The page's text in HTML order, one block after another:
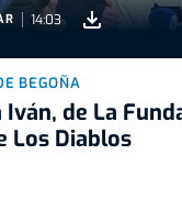
14:03
BEGOÑA
de La
Los Diablos